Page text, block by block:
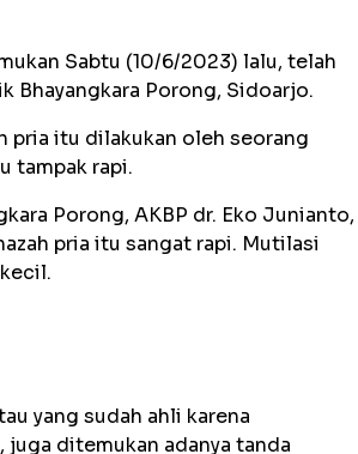
Sabtu (10/6/2023) lalu, telah
Bhayangkara Porong, Sidoarjo.
pria itu dilakukan oleh seorang
tampak rapi.
Porong, AKBP dr. Eko Junianto,
pria itu sangat rapi. Mutilasi
yang sudah ahli karena
ditemukan adanya tanda